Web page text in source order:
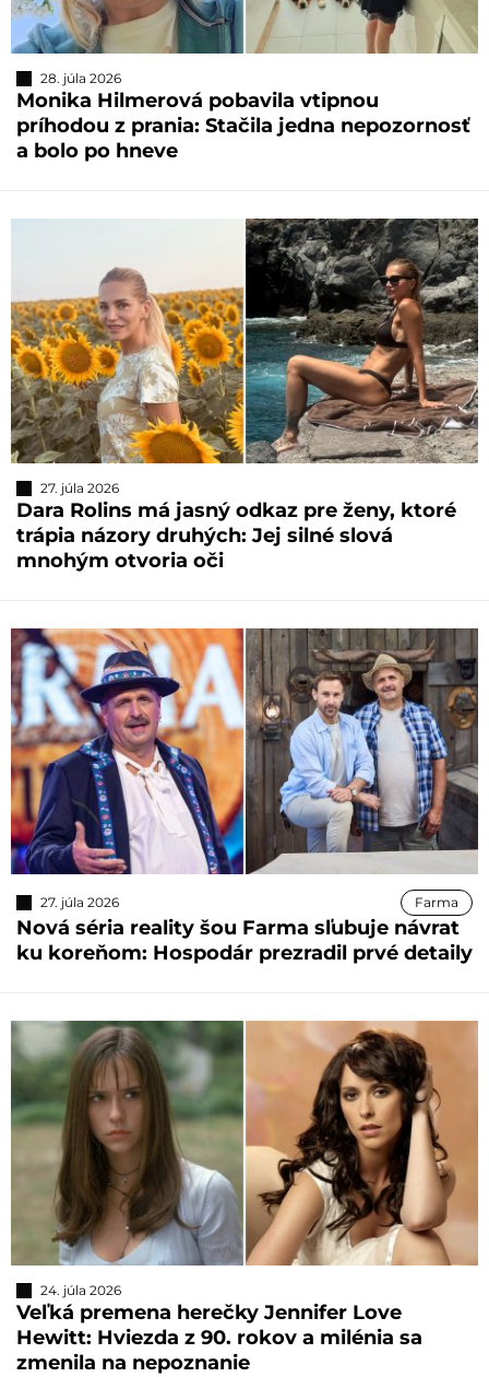
28. júla 2026
Monika Hilmerová pobavila vtipnou
príhodou z prania: Stačila jedna nepozornosť
a bolo po hneve
27. júla 2026
Dara Rolins má jasný odkaz pre ženy, ktoré
trápia názory druhých: Jej silné slová
mnohým otvoria oči
27. júla 2026 Farma
Nová séria reality šou Farma sľubuje návrat
ku koreňom: Hospodár prezradil prvé detaily
24. júla 2026
Veľká premena herečky Jennifer Love
Hewitt: Hviezda z 90. rokov a milénia sa
zmenila na nepoznanie